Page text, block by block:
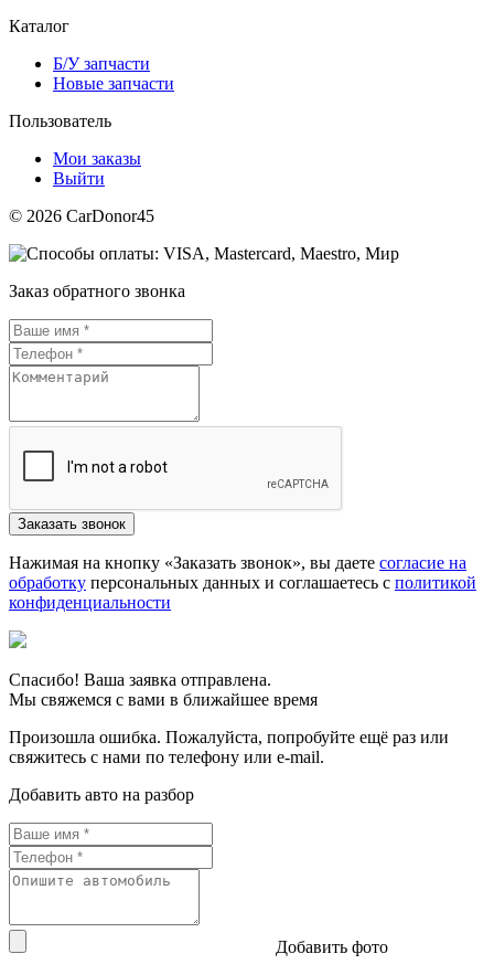
Каталог
Б/У запчасти
Новые запчасти
Пользователь
Мои заказы
Выйти
© 2026 CarDonor45
Заказ обратного звонка
Нажимая на кнопку «Заказать звонок», вы даете согласие на
обработку персональных данных и соглашаетесь c политикой
конфиденциальности
Спасибо! Ваша заявка отправлена.
Мы свяжемся с вами в ближайшее время
Произошла ошибка. Пожалуйста, попробуйте ещё раз или
свяжитесь с нами по телефону или e-mail.
Добавить авто на разбор
Добавить фото